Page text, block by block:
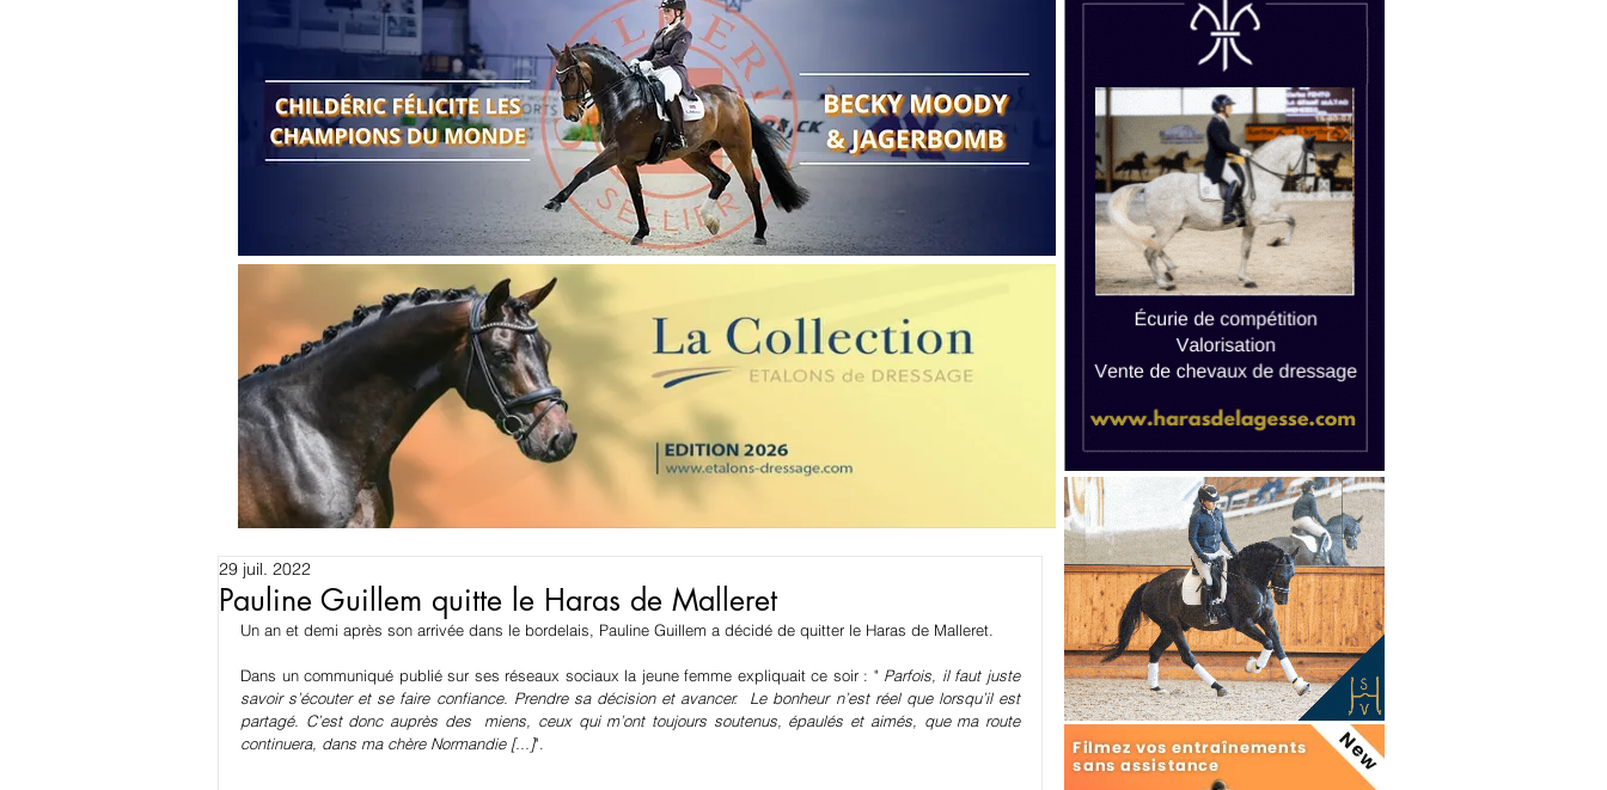
Pauline Guillem quitte le Haras de Malleret
29 juil. 2022
Un an et demi après son arrivée dans le bordelais, Pauline Guillem a décidé de quitter le Haras de Malleret.
Dans un communiqué publié sur ses réseaux sociaux la jeune femme expliquait ce soir : " Parfois, il faut juste
savoir s’écouter et se faire confiance. Prendre sa décision et avancer.  Le bonheur n’est réel que lorsqu’il est
partagé. C’est donc auprès des  miens, ceux qui m’ont toujours soutenus, épaulés et aimés, que ma route
continuera, dans ma chère Normandie [...]".